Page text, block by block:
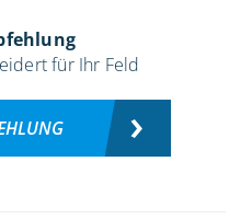
für Ihr Feld